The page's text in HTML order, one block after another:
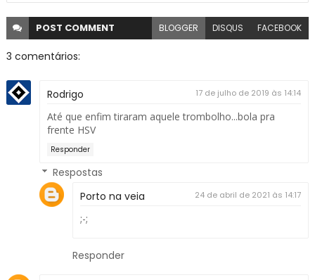
POST COMMENT BLOGGER DISQUS FACEBOOK
3 comentários:
Rodrigo 17 de julho de 2019 às 14:14
Até que enfim tiraram aquele trombolho...bola pra
frente HSV
Responder
Respostas
Porto na veia
24 de abril de 2021 às 14:17
;-;
Responder